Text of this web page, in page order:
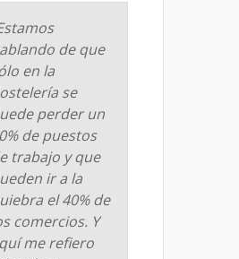
de que
en la
se
perder un
de puestos
trabajo y que
ir a la
el 40% de
comercios. Y
me refiero